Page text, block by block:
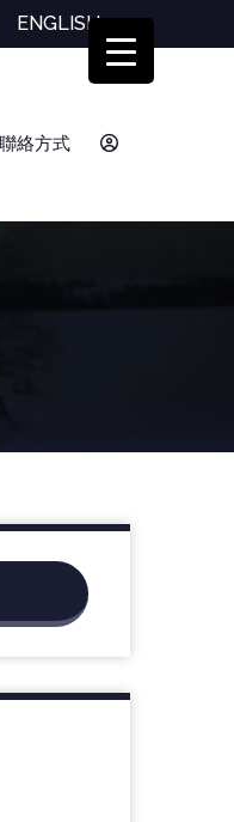
ENGLISH
聯絡方式